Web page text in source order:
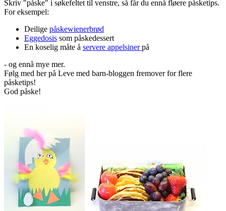
Skriv "påske" i søkefeltet til venstre, så får du ennå fløere påsketips.
For eksempel:
Deilige påskewienerbrød
Eggedosis som påskedessert
En koselig måte å servere appelsinerpå
- og ennå mye mer.
Følg med her på Leve med barn-bloggen fremover for flere
påsketips!
God påske!